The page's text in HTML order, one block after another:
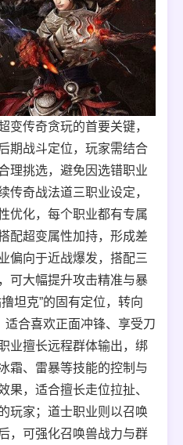
变传奇贪玩的首要关键，
期战斗定位，玩家需结合
理挑选，避免因选错职业
传奇战法道三职业设定，
优化，每个职业都有专属
配超变属性加持，形成差
偏向于近战爆发，搭配三
可大幅提升攻击精准与暴
坦克”的固有定位，转向
适合喜欢正面冲锋、享受刀
业擅长远程群体输出，绑
霜、雷暴等技能的控制与
果，适合擅长走位拉扯、
玩家；道士职业则以召唤
，可强化召唤兽战力与群